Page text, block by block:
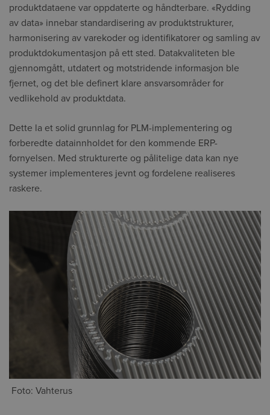
produktdataene var oppdaterte og håndterbare. «Rydding
av data» innebar standardisering av produktstrukturer,
harmonisering av varekoder og identifikatorer og samling av
produktdokumentasjon på ett sted. Datakvaliteten ble
gjennomgått, utdatert og motstridende informasjon ble
fjernet, og det ble definert klare ansvarsområder for
vedlikehold av produktdata.
Dette la et solid grunnlag for PLM-implementering og
forberedte datainnholdet for den kommende ERP-
fornyelsen. Med strukturerte og pålitelige data kan nye
systemer implementeres jevnt og fordelene realiseres
raskere.
Foto: Vahterus